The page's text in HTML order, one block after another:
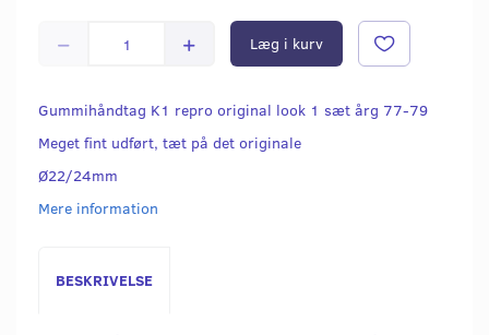
Læg i kurv
Gummihåndtag K1 repro original look 1 sæt årg 77-79
Meget fint udført, tæt på det originale
Ø22/24mm
Mere information
BESKRIVELSE